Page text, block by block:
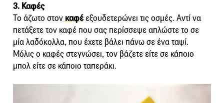
3. Καφές
Το άζωτο στον καφέεξουδετερώνει τις οσμές. Αντί να
πετάξετε τoν καφέ που σας περίσσεψε απλώστε το σε
μία λαδόκολλα, που έχετε βάλει πάνω σε ένα ταψί.
Μόλις ο καφές στεγνώσει, τον βάζετε είτε σε κάποιο
μπολ είτε σε κάποιο ταπεράκι.